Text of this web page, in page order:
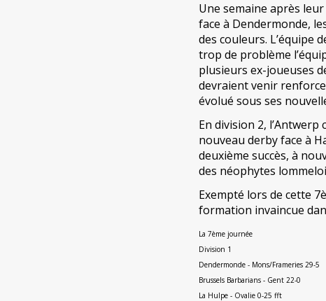
Une semaine après
face à Dendermonde,
des couleurs. L’équipe
trop de problème
plusieurs ex-joueuses
devraient venir
évolué sous ses
En division 2,
nouveau derby face à
deuxième succès, à
des néophytes
Exempté lors de cette
formation invaincue
La 7ème journée
Division 1
Dendermonde - Mons/Frameries 29-5
Brussels Barbarians - Gent 22-0
La Hulpe - Ovalie 0-25 fft